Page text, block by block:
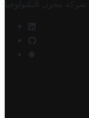
شركة مخزن التكنولوجيا